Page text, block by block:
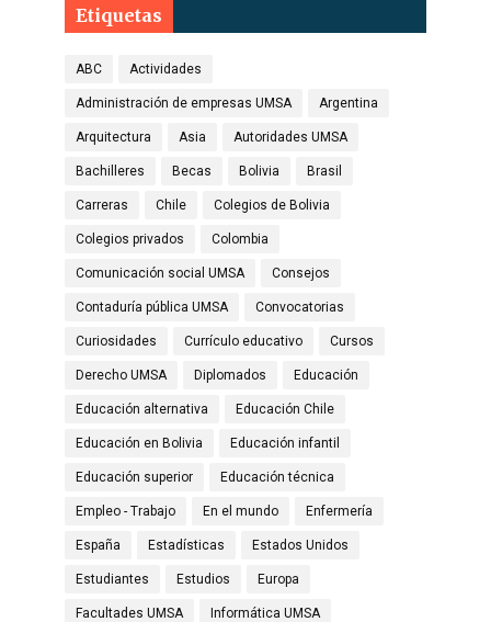
Etiquetas
ABC Actividades
Administración de empresas UMSA Argentina
Arquitectura Asia Autoridades UMSA
Bachilleres Becas Bolivia Brasil
Carreras Chile Colegios de Bolivia
Colegios privados Colombia
Comunicación social UMSA Consejos
Contaduría pública UMSA Convocatorias
Curiosidades Currículo educativo Cursos
Derecho UMSA Diplomados Educación
Educación alternativa Educación Chile
Educación en Bolivia Educación infantil
Educación superior Educación técnica
Empleo - Trabajo En el mundo Enfermería
España Estadísticas Estados Unidos
Estudiantes Estudios Europa
Facultades UMSA Informática UMSA